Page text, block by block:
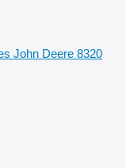
John Deere 8320